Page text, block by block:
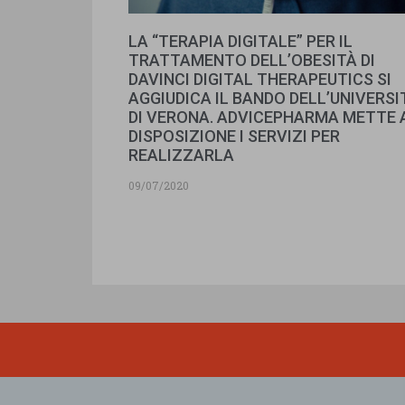
LA “TERAPIA DIGITALE” PER IL
TRATTAMENTO DELL’OBESITÀ DI
DAVINCI DIGITAL THERAPEUTICS SI
AGGIUDICA IL BANDO
DI VERONA. ADVICEPHARMA METTE
DISPOSIZIONE I SERVIZI PER
REALIZZARLA
09/07/2020